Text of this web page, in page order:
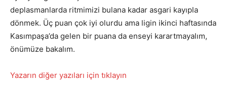
deplasmanlarda ritmimizi bulana kadar asgari kayıpla
dönmek. Üç puan çok iyi olurdu ama ligin ikinci haftasında
Kasımpaşa’da gelen bir puana da enseyi karartmayalım,
önümüze bakalım.
Yazarın diğer yazıları için tıklayın